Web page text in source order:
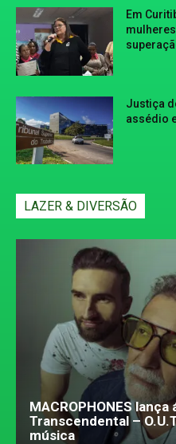
Em
Justiça
assédio
LAZER & DIVERSÃO
MACROPHONES
Transcendental –
música